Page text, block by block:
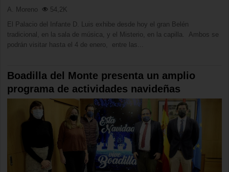
A. Moreno
54,2K
El Palacio del Infante D. Luis exhibe desde hoy el gran Belén
tradicional, en la sala de música, y el Misterio, en la capilla. Ambos se
podrán visitar hasta el 4 de enero, entre las...
Boadilla del Monte presenta un amplio
programa de actividades navideñas